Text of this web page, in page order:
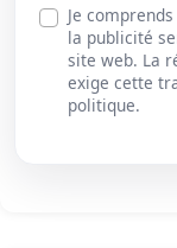
Je
la publicité
site web. La
exige cette
politique.